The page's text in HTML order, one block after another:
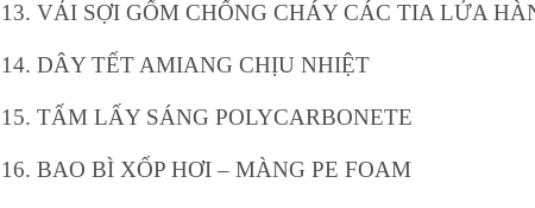
13. VẢI SỢI GỐM CHỐNG CHÁY CÁC TIA LỬA
14. DÂY TẾT AMIANG CHỊU NHIỆT
15. TẤM LẤY SÁNG POLYCARBONETE
16. BAO BÌ XỐP HƠI – MÀNG PE FOAM